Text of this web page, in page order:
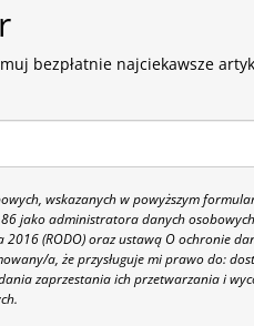
bezpłatnie najciekawsze
wskazanych w powyższym
jako administratora danych
(RODO) oraz ustawą O ochronie
a, że przysługuje mi prawo do:
zaprzestania ich przetwarzania i